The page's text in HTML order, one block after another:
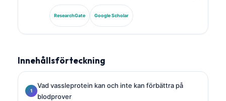
Tidigare president för German Society for Clinical
Chemistry, och han specialiserar sig på analys av
diagnostiska paneler, standardisering av biomarkörer
ResearchGate Google Scholar
Innehållsförteckning
Vad vassleprotein kan och inte kan förbättra på
blodprover